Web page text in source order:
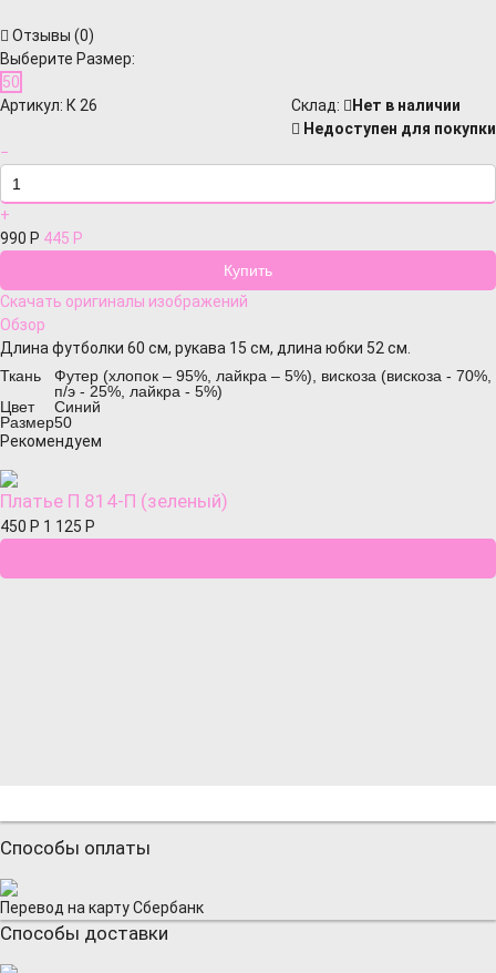
Отзывы (0)
Выберите Размер:
50
Артикул: К 26 Cклад:
Нет в наличии
Недоступен для покупки
−
+
990 Р 445 Р
Скачать оригиналы изображений
Обзор
Длина футболки 60 см, рукава 15 см, длина юбки 52 см.
Ткань
Футер (хлопок – 95%, лайкра – 5%), вискоза (вискоза - 70%,
п/э - 25%, лайкра - 5%)
Цвет
Синий
Размер50
Рекомендуем
Платье П 814-П (зеленый)
450 Р 1 125 Р
Способы оплаты
Перевод на карту Сбербанк
Способы доставки